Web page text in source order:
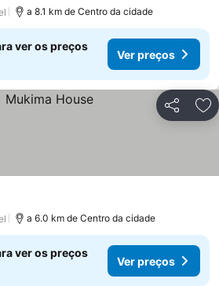
a 8.1 km de Centro da cidade
ver os preços
Ver preços
Partilhar
a 6.0 km de Centro da cidade
ver os preços
Ver preços